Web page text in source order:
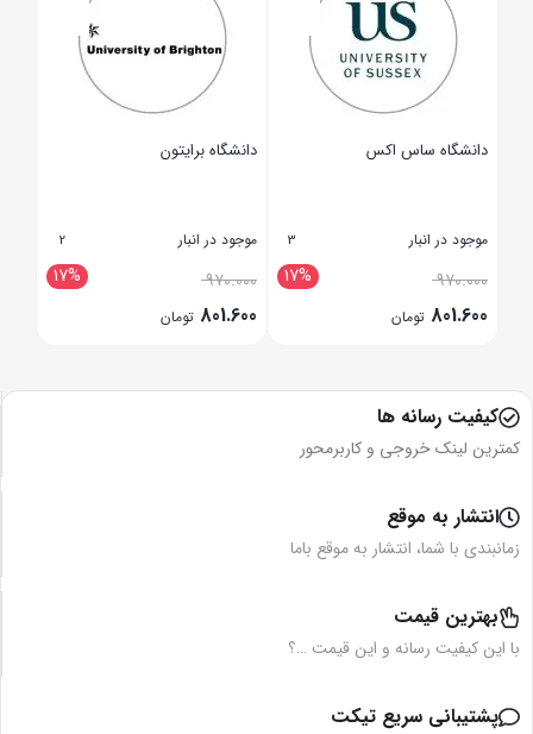
دانشگاه ساس اکس
موجود در انبار 3
17% 970.000
801.600 تومان
دانشگاه برایتون
موجود در انبار 2
17% 970.000
801.600 تومان
کیفیت رسانه ها
کمترین لینک خروجی و کاربرمحور
انتشار به موقع
زمانبندی با شما، انتشار به موقع باما
بهترین قیمت
با این کیفیت رسانه و این قیمت …؟
پشتیبانی سریع تیکت